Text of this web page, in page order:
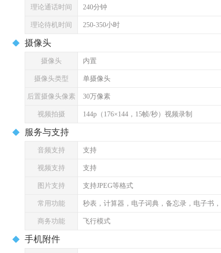
理论通话时间 240分钟
理论待机时间 250-350小时
摄像头
摄像头 内置
摄像头类型 单摄像头
后置摄像头像素 30万像素
视频拍摄 144p（176×144，15帧/秒）视频录制
服务与支持
音频支持 支持
视频支持 支持
图片支持 支持JPEG等格式
常用功能 秒表，计算器，电子词典，备忘录，电子书
商务功能 飞行模式
手机附件